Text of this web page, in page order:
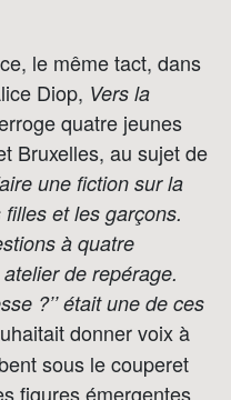
le même tact, dans
Diop, Vers la
quatre jeunes
Bruxelles, au sujet de
une fiction sur la
et les garçons.
à quatre
de repérage.
?’’ était une de ces
donner voix à
sous le couperet
figures émergentes